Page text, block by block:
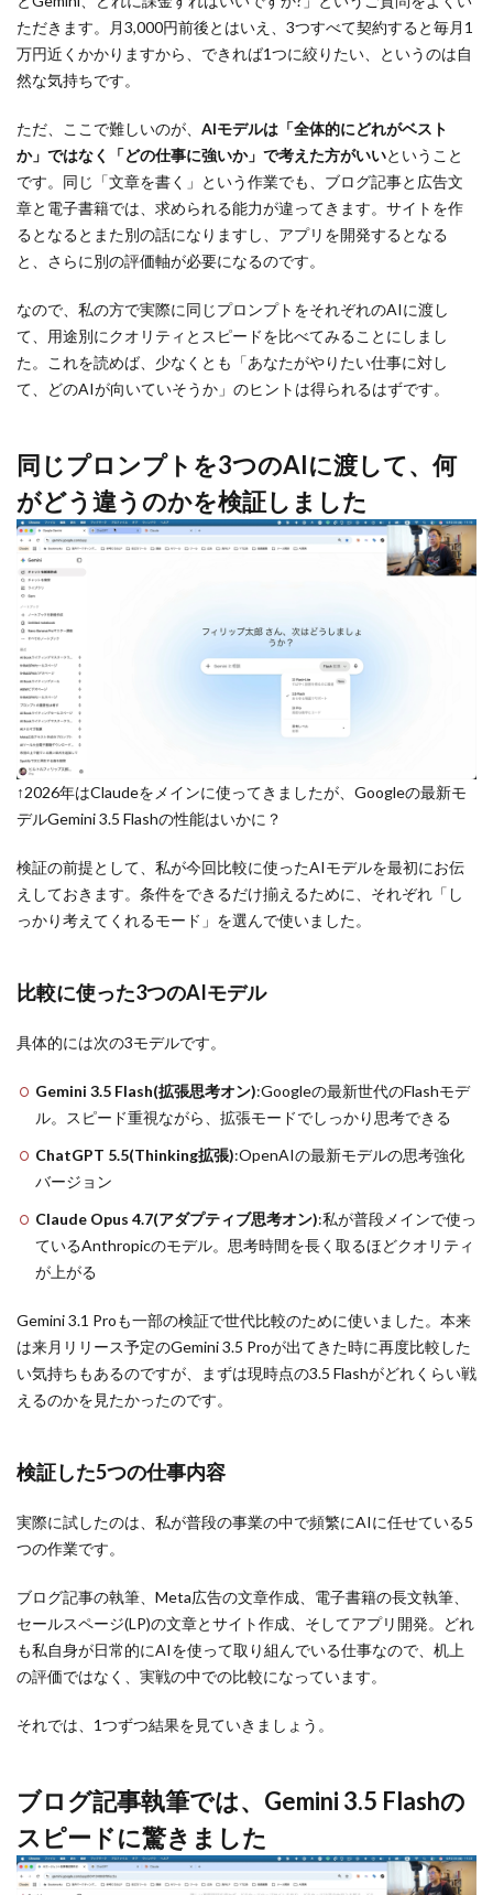
ただきます。月3,000円前後とはいえ、3つすべて契約すると毎月1
万円近くかかりますから、できれば1つに絞りたい、というのは自
然な気持ちです。
ただ、ここで難しいのが、 AIモデルは「全体的にどれがベスト
か」ではなく「どの仕事に強いか」で考えた方がいいということ
です。同じ「文章を書く」という作業でも、ブログ記事と広告文
章と電子書籍では、求められる能力が違ってきます。サイトを作
るとなるとまた別の話になりますし、アプリを開発するとなる
と、さらに別の評価軸が必要になるのです。
なので、私の方で実際に同じプロンプトをそれぞれのAIに渡し
て、用途別にクオリティとスピードを比べてみることにしまし
た。これを読めば、少なくとも「あなたがやりたい仕事に対し
て、どのAIが向いていそうか」のヒントは得られるはずです。
同じプロンプトを3つのAIに渡して、何
がどう違うのかを検証しました
↑2026年はClaudeをメインに使ってきましたが、Googleの最新モ
デルGemini 3.5 Flashの性能はいかに？
検証の前提として、私が今回比較に使ったAIモデルを最初にお伝
えしておきます。条件をできるだけ揃えるために、それぞれ「し
っかり考えてくれるモード」を選んで使いました。
比較に使った3つのAIモデル
具体的には次の3モデルです。
Gemini 3.5 Flash(拡張思考オン):Googleの最新世代のFlashモデ
ル。スピード重視ながら、拡張モードでしっかり思考できる
ChatGPT 5.5(Thinking拡張):OpenAIの最新モデルの思考強化
バージョン
Claude Opus 4.7(アダプティブ思考オン):私が普段メインで使っ
ているAnthropicのモデル。思考時間を長く取るほどクオリティ
が上がる
Gemini 3.1 Proも一部の検証で世代比較のために使いました。本来
は来月リリース予定のGemini 3.5 Proが出てきた時に再度比較した
い気持ちもあるのですが、まずは現時点の3.5 Flashがどれくらい戦
えるのかを見たかったのです。
検証した5つの仕事内容
実際に試したのは、私が普段の事業の中で頻繁にAIに任せている5
つの作業です。
ブログ記事の執筆、Meta広告の文章作成、電子書籍の長文執筆、
セールスページ(LP)の文章とサイト作成、そしてアプリ開発。どれ
も私自身が日常的にAIを使って取り組んでいる仕事なので、机上
の評価ではなく、実戦の中での比較になっています。
それでは、1つずつ結果を見ていきましょう。
ブログ記事執筆では、Gemini 3.5 Flashの
スピードに驚きました